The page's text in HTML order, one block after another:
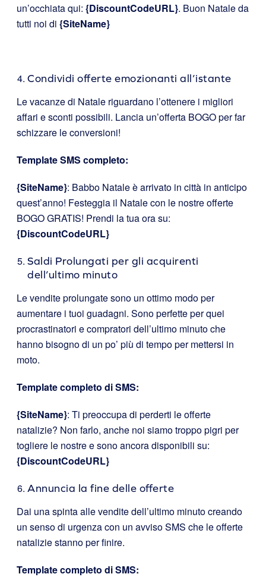
un’occhiata qui: {DiscountCodeURL}. Buon Natale da
tutti noi di {SiteName}
Condividi offerte emozionanti all’istante
Le vacanze di Natale riguardano l’ottenere i migliori
affari e sconti possibili. Lancia un’offerta BOGO per far
schizzare le conversioni!
Template SMS completo:
{SiteName}: Babbo Natale è arrivato in città in anticipo
quest’anno! Festeggia il Natale con le nostre offerte
BOGO GRATIS! Prendi la tua ora su:
{DiscountCodeURL}
Saldi Prolungati per gli acquirenti
dell’ultimo minuto
Le vendite prolungate sono un ottimo modo per
aumentare i tuoi guadagni. Sono perfette per quei
procrastinatori e compratori dell’ultimo minuto che
hanno bisogno di un po’ più di tempo per mettersi in
moto.
Template completo di SMS:
{SiteName}: Ti preoccupa di perderti le offerte
natalizie? Non farlo, anche noi siamo troppo pigri per
togliere le nostre e sono ancora disponibili su:
{DiscountCodeURL}
Annuncia la fine delle offerte
Dai una spinta alle vendite dell’ultimo minuto creando
un senso di urgenza con un avviso SMS che le offerte
natalizie stanno per finire.
Template completo di SMS: